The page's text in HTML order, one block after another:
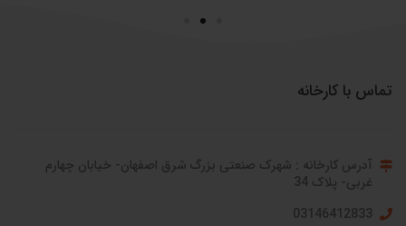
تماس با کارخانه
آدرس کارخانه : شهرک صنعتی بزرگ شرق اصفهان- خیابان چهارم
غربی- پلاک 34
03146412833